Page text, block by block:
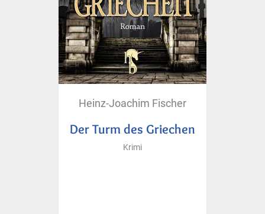
Heinz-Joachim Fischer
Der Turm des Griechen
Krimi